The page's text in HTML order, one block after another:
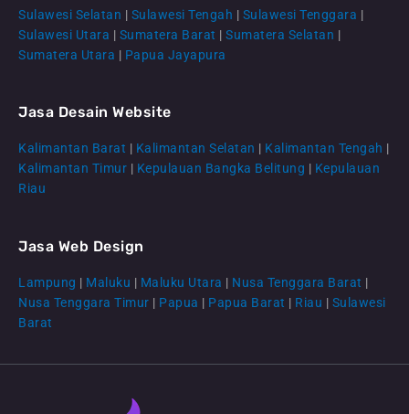
CS Lenteraweb
Sulawesi Selatan | Sulawesi Tengah | Sulawesi Tenggara |
Sulawesi Utara | Sumatera Barat | Sumatera Selatan |
Sumatera Utara | Papua Jayapura
Jasa Desain Website
Kalimantan Barat | Kalimantan Selatan | Kalimantan Tengah |
Kalimantan Timur | Kepulauan Bangka Belitung | Kepulauan
Riau
Jasa Web Design
Lampung | Maluku | Maluku Utara | Nusa Tenggara Barat |
Nusa Tenggara Timur | Papua | Papua Barat | Riau | Sulawesi
Barat